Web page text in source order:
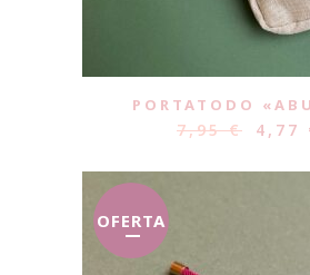
PORTATODO
7,95€ 4,77
OFERTA